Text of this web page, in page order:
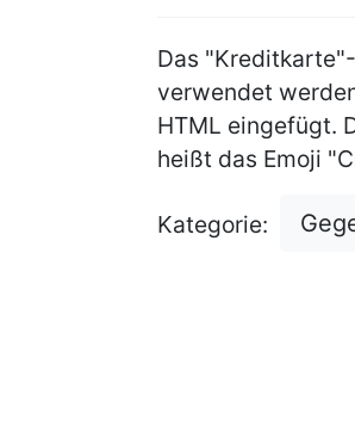
Das
verwendet
HTML eingefügt.
heißt das Emoji
Kategorie: